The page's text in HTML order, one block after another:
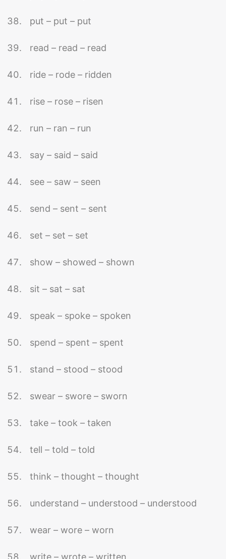
put – put – put
read – read – read
ride – rode – ridden
rise – rose – risen
run – ran – run
say – said – said
see – saw – seen
send – sent – sent
set – set – set
show – showed – shown
sit – sat – sat
speak – spoke – spoken
spend – spent – spent
stand – stood – stood
swear – swore – sworn
take – took – taken
tell – told – told
think – thought – thought
understand – understood – understood
wear – wore – worn
write – wrote – written